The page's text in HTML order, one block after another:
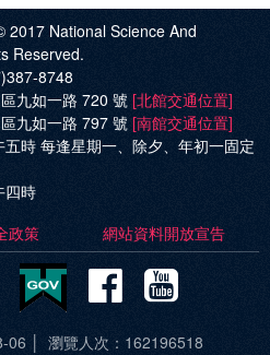
2017 National Science And
Reserved.
8748
九如一路 720 號 [北館交通位置]
九如一路 797 號 [南館交通位置]
時 每逢星期一、除夕、年初一固定
四時
政策 網站資料開放宣告
科
06 瀏覽人次：162196518